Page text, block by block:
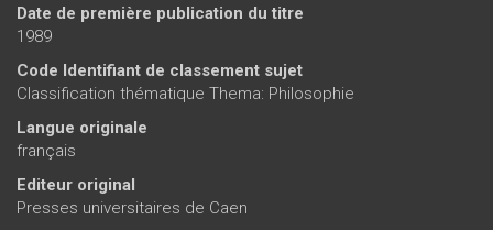
Date de première publication du titre
1989
Code Identifiant de classement sujet
Classification thématique Thema: Philosophie
Langue originale
français
Editeur original
Presses universitaires de Caen